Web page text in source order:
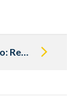
Video: Remt uw Mercedes klassieker eigenlijk wel goed?